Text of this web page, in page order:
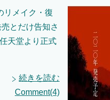
リメイク・復
とだけ告知さ
天堂より正式
続きを読む
Comment(4)